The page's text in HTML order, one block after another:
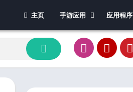
主页
手游应用
休闲游戏
冒险游戏
应用程序
体育
办公